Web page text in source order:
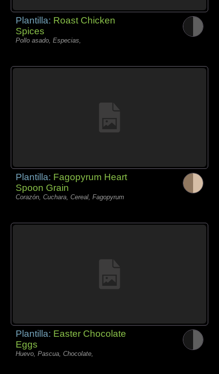
Plantilla: Roast Chicken
Spices
Pollo asado, Especias,
Plantilla: Fagopyrum Heart
Spoon Grain
Corazón, Cuchara, Cereal, Fagopyrum
Plantilla: Easter Chocolate
Eggs
Huevo, Pascua, Chocolate,